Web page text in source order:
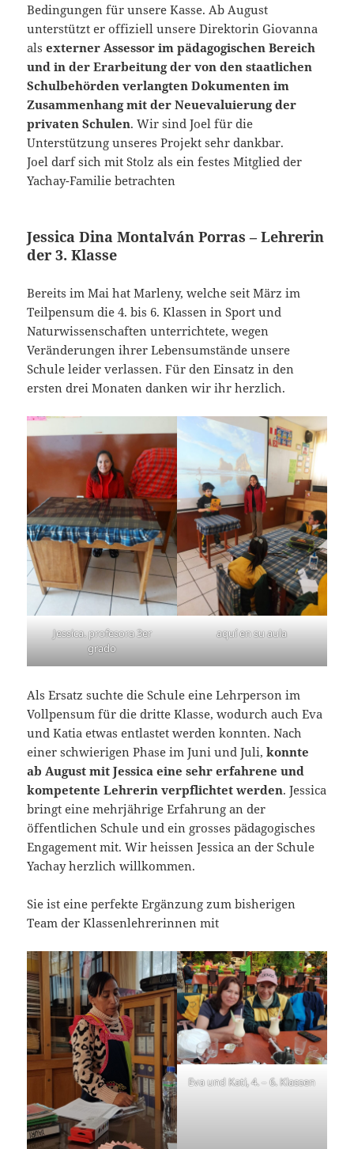
Bedingungen für unsere Kasse. Ab August
unterstützt er offiziell unsere Direktorin Giovanna
alsexterner Assessor im pädagogischen Bereich
und in der Erarbeitung der von den staatlichen
Schulbehörden verlangten Dokumenten im
Zusammenhang mit der Neuevaluierung der
privaten Schulen. Wir sind Joel für die
Unterstützung unseres Projekt sehr dankbar.
Joel darf sich mit Stolz als ein festes Mitglied der
Yachay-Familie betrachten
Jessica Dina Montalván Porras – Lehrerin
der 3. Klasse
Bereits im Mai hat Marleny, welche seit März im
Teilpensum die 4. bis 6. Klassen in Sport und
Naturwissenschaften unterrichtete, wegen
Veränderungen ihrer Lebensumstände unsere
Schule leider verlassen. Für den Einsatz in den
ersten drei Monaten danken wir ihr herzlich.
Jessica. profesora 3er
grado
aquí en su aula
Als Ersatz suchte die Schule eine Lehrperson im
Vollpensum für die dritte Klasse, wodurch auch Eva
und Katia etwas entlastet werden konnten. Nach
einer schwierigen Phase im Juni und Juli,konnte
ab August mit Jessica eine sehr erfahrene und
kompetente Lehrerin verpflichtet werden. Jessica
bringt eine mehrjährige Erfahrung an der
öffentlichen Schule und ein grosses pädagogisches
Engagement mit. Wir heissen Jessica an der Schule
Yachay herzlich willkommen.
Sie ist eine perfekte Ergänzung zum bisherigen
Team der Klassenlehrerinnen mit
Eva und Kati, 4. – 6. Klassen